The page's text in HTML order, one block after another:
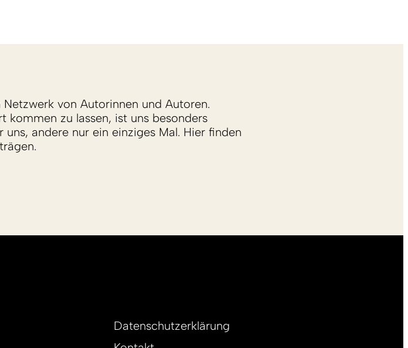
von Autorinnen und Autoren.
kommen zu lassen, ist uns besonders
andere nur ein einziges Mal. Hier finden
Datenschutzerklärung